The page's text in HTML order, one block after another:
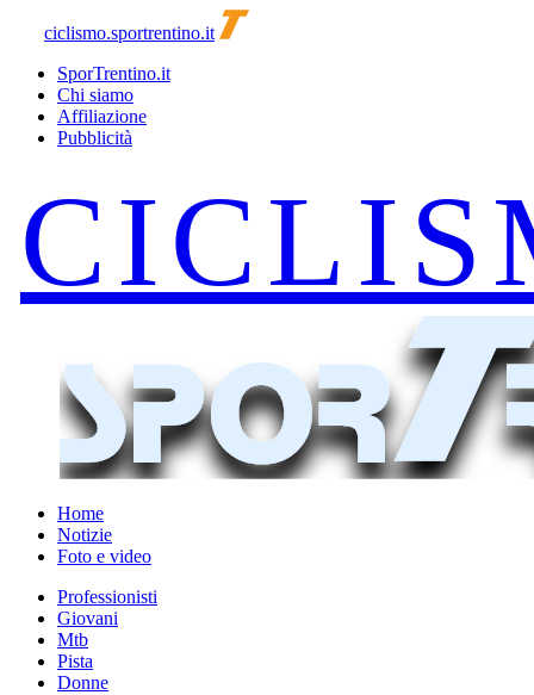
ciclismo.sportrentino.it
SporTrentino.it
Chi siamo
Affiliazione
Pubblicità
Home
Notizie
Foto e video
Professionisti
Giovani
Mtb
Pista
Donne